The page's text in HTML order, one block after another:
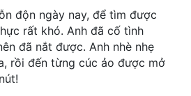
độn ngày nay, để tìm được
rất khó. Anh đã cố tình
đã nắt được. Anh nhè nhẹ
rồi đến từng cúc ảo được mở